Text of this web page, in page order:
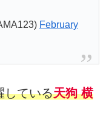
February
している天狗 横